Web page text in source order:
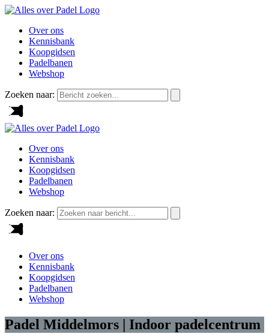
Over ons
Kennisbank
Koopgidsen
Padelbanen
Webshop
Zoeken naar:
Over ons
Kennisbank
Koopgidsen
Padelbanen
Webshop
Zoeken naar:
Over ons
Kennisbank
Koopgidsen
Padelbanen
Webshop
Padel Middelmors | Indoor padelcentrum